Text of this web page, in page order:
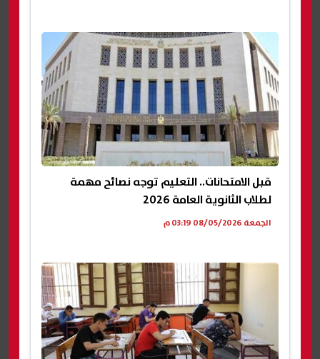
قبل الامتحانات.. التعليم توجه نصائح مهمة
لطلاب الثانوية العامة 2026
الجمعة 08/05/2026 03:19 م